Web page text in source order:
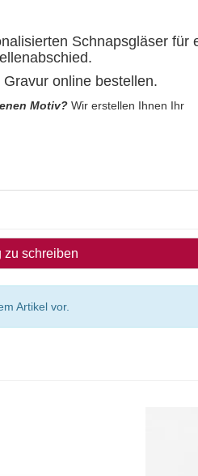
Schnapsgläser für
online bestellen.
Motiv? Wir erstellen Ihnen Ihr
zu schreiben
Artikel vor.